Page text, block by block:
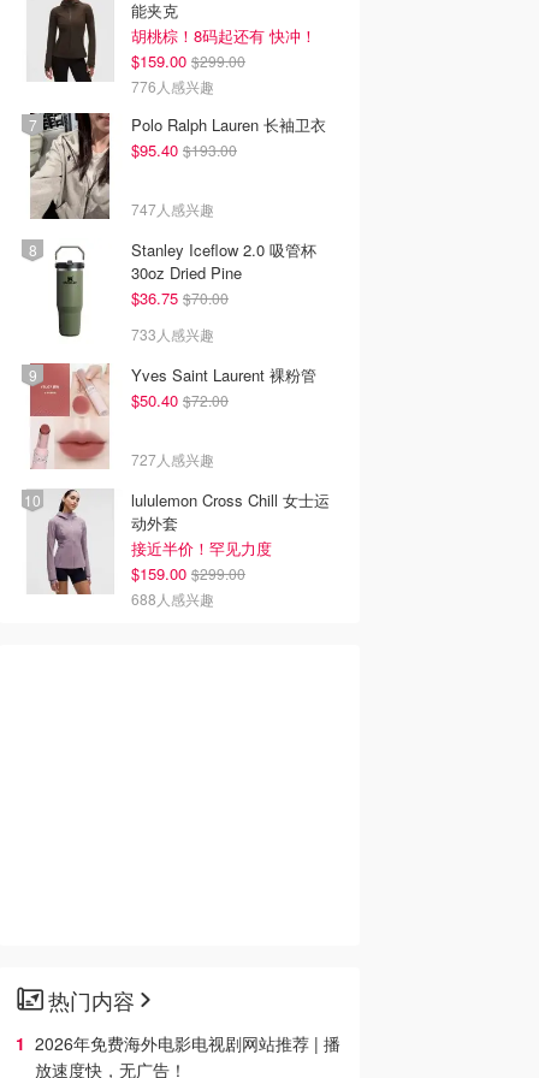
能夹克
胡桃棕！8码起还有 快冲！
$159.00 $299.00
776人感兴趣
Polo Ralph Lauren 长袖卫衣
$95.40 $193.00
747人感兴趣
Stanley Iceflow 2.0 吸管杯
30oz Dried Pine
$36.75 $70.00
733人感兴趣
Yves Saint Laurent 裸粉管
$50.40 $72.00
727人感兴趣
lululemon Cross Chill 女士运
动外套
接近半价！罕见力度
$159.00 $299.00
688人感兴趣
热门内容
2026年免费海外电影电视剧网站推荐 | 播
放速度快，无广告！